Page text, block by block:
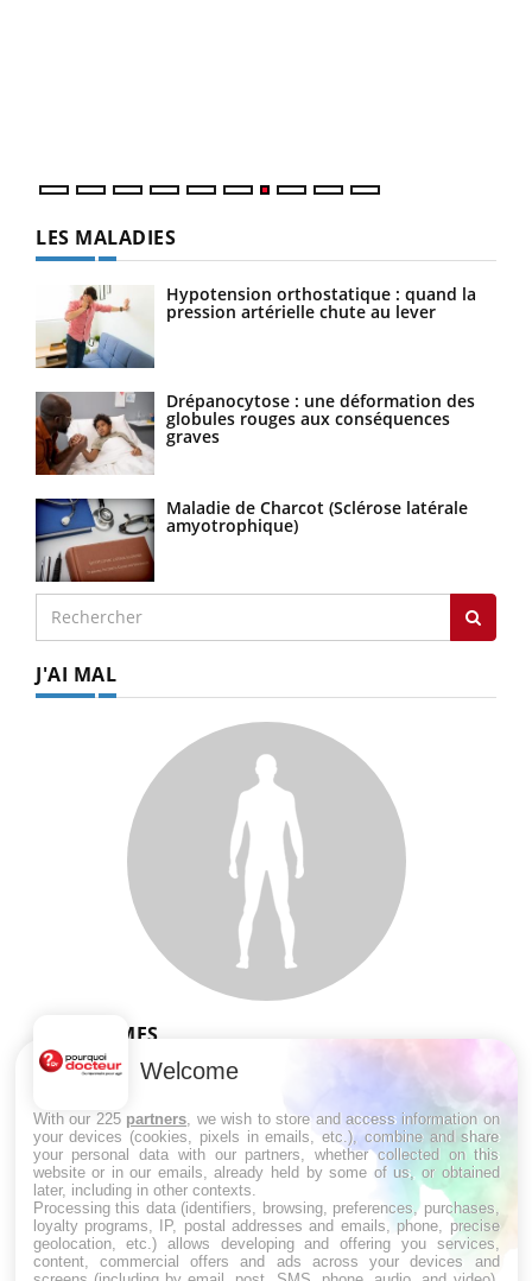
LES MALADIES
Hypotension orthostatique : quand la
pression artérielle chute au lever
Drépanocytose : une déformation des
globules rouges aux conséquences
graves
Maladie de Charcot (Sclérose latérale
amyotrophique)
J'AI MAL
SYMPTÔMES
métatarsalgies à 90 % liées à problème
d’appui
Mauvaise haleine : il faut améliorer
l’hygiène bucco-dentaire
Welcome
With our 225 partners , we wish to store and access information on
your devices (cookies, pixels in emails, etc.), combine and share
your personal data with our partners, whether collected on this
website or in our emails, already held by some of us, or obtained
later, including in other contexts.
Processing this data (identifiers, browsing, preferences, purchases,
loyalty programs, IP, postal addresses and emails, phone, precise
geolocation, etc.) allows developing and offering you services,
content, commercial offers and ads across your devices and